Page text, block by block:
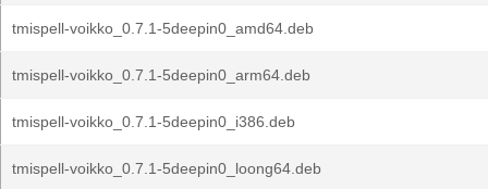
tmispell-voikko_0.7.1-5deepin0_amd64.deb
tmispell-voikko_0.7.1-5deepin0_arm64.deb
tmispell-voikko_0.7.1-5deepin0_i386.deb
tmispell-voikko_0.7.1-5deepin0_loong64.deb